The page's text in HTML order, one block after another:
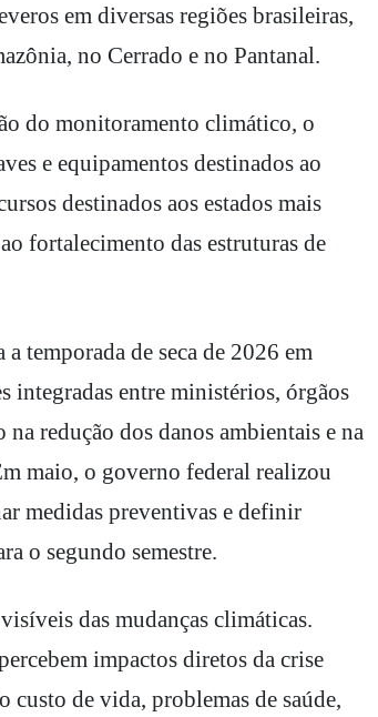
em diversas regiões brasileiras,
no Cerrado e no Pantanal.
do monitoramento climático, o
e equipamentos destinados ao
destinados aos estados mais
fortalecimento das estruturas de
temporada de seca de 2026 em
integradas entre ministérios, órgãos
redução dos danos ambientais e na
maio, o governo federal realizou
medidas preventivas e definir
o segundo semestre.
das mudanças climáticas.
impactos diretos da crise
de vida, problemas de saúde,